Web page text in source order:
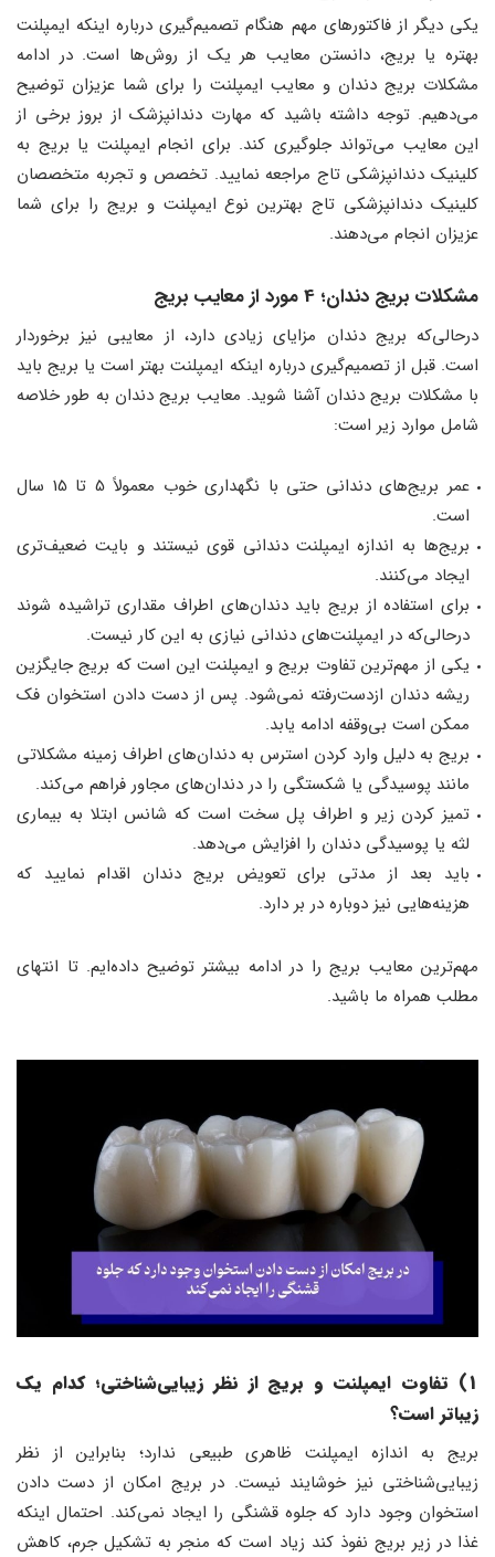
یکی دیگر از فاکتورهای مهم هنگام تصمیم‌گیری درباره اینکه ایمپلنت
بهتره یا بریج، دانستن معایب هر یک از روش‌ها است. در ادامه
مشکلات بریج دندان و معایب ایمپلنت را برای شما عزیزان توضیح
می‌دهیم. توجه داشته باشید که مهارت دندانپزشک از بروز برخی از
این معایب می‌تواند جلوگیری کند. برای انجام ایمپلنت یا بریج به
کلینیک دندانپزشکی تاج مراجعه نمایید. تخصص و تجربه متخصصان
کلینیک دندانپزشکی تاج بهترین نوع ایمپلنت و بریج را برای شما
عزیزان انجام می‌دهند.
مشکلات بریج دندان؛ 4 مورد از معایب بریج
درحالی‌که بریج دندان مزایای زیادی دارد، از معایبی نیز برخوردار
است. قبل از تصمیم‌گیری درباره اینکه ایمپلنت بهتر است یا بریج باید
با مشکلات بریج دندان آشنا شوید. معایب بریج دندان به طور خلاصه
شامل موارد زیر است:
عمر بریج‌های دندانی حتی با نگهداری خوب معمولاً 5 تا 15 سال
است.
بریج‌ها به اندازه ایمپلنت دندانی قوی نیستند و بایت ضعیف‌تری
ایجاد می‌کنند.
برای استفاده از بریج باید دندان‌های اطراف مقداری تراشیده شوند
درحالی‌که در ایمپلنت‌های دندانی نیازی به این کار نیست.
یکی از مهم‌ترین تفاوت بریج و ایمپلنت این است که بریج جایگزین
ریشه دندان ازدست‌رفته نمی‌شود. پس از دست دادن استخوان فک
ممکن است بی‌وقفه ادامه یابد.
بریج به دلیل وارد کردن استرس به دندان‌های اطراف زمینه مشکلاتی
مانند پوسیدگی یا شکستگی را در دندان‌های مجاور فراهم می‌کند.
تمیز کردن زیر و اطراف پل سخت است که شانس ابتلا به بیماری
لثه یا پوسیدگی دندان را افزایش می‌دهد.
باید بعد از مدتی برای تعویض بریج دندان اقدام نمایید که
هزینه‌هایی نیز دوباره در بر دارد.
مهم‌ترین معایب بریج را در ادامه بیشتر توضیح داده‌ایم. تا انتهای
مطلب همراه ما باشید.
1) تفاوت ایمپلنت و بریج از نظر زیبایی‌شناختی؛ کدام یک
زیباتر است؟
بریج به اندازه ایمپلنت ظاهری طبیعی ندارد؛ بنابراین از نظر
زیبایی‌شناختی نیز خوشایند نیست. در بریج امکان از دست دادن
استخوان وجود دارد که جلوه قشنگی را ایجاد نمی‌کند. احتمال اینکه
غذا در زیر بریج نفوذ کند زیاد است که منجر به تشکیل جرم، کاهش